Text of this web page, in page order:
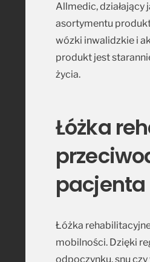
Allmedic, działający
asortymentu
wózki inwalidzkie i
produkt jest
życia.
Łóżka
pacjenta
Łóżka
mobilności. Dzięki
odpoczynku, snu